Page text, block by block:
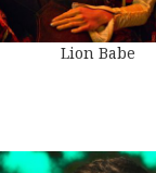
Lion Babe